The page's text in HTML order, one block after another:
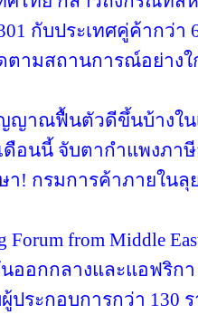
กับประเทศคู่ค้ากว่า
ตามสถานการณ์อย่าง
ญาณฟื้นตัวดีขึ้นบ้างใ
ดือนนี้ จับตากำแพงภา
า! กรมการค้าภายใน
Forum from Middle
ออกกลางและแอฟริกา
ประกอบการกว่า 130